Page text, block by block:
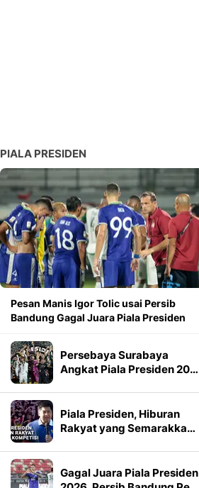
PIALA PRESIDEN
Pesan Manis Igor Tolic usai Persib
Bandung Gagal Juara Piala Presiden
Persebaya Surabaya
Angkat Piala Presiden 20…
Piala Presiden, Hiburan
Rakyat yang Semarakka…
Gagal Juara Piala Presiden